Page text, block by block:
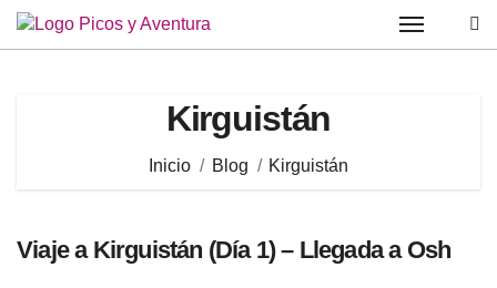
Saltar
Kirguistán
Inicio Blog Kirguistán
Viaje a Kirguistán (Día 1) – Llegada a Osh